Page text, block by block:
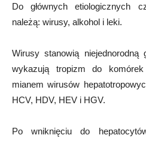
Do głównych etiologicznych
należą: wirusy, alkohol i leki.
Wirusy stanowią niejednorodną
wykazują tropizm do
mianem wirusów
HCV, HDV, HEV i HGV.
Po wniknięciu do